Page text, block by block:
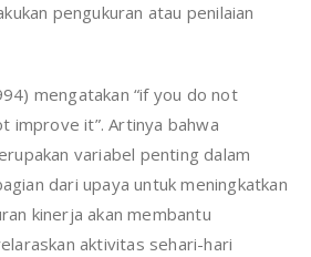
pengukuran atau penilaian
mengatakan “if you do not
improve it”. Artinya bahwa
variabel penting dalam
dari upaya untuk meningkatkan
kinerja akan membantu
aktivitas sehari-hari